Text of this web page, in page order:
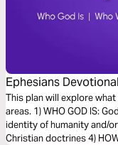
Ephesians
Faith (The Bible
This plan will explore
areas. 1) WHO GOD IS:
identity of humanity and/
Christian doctrines 4)